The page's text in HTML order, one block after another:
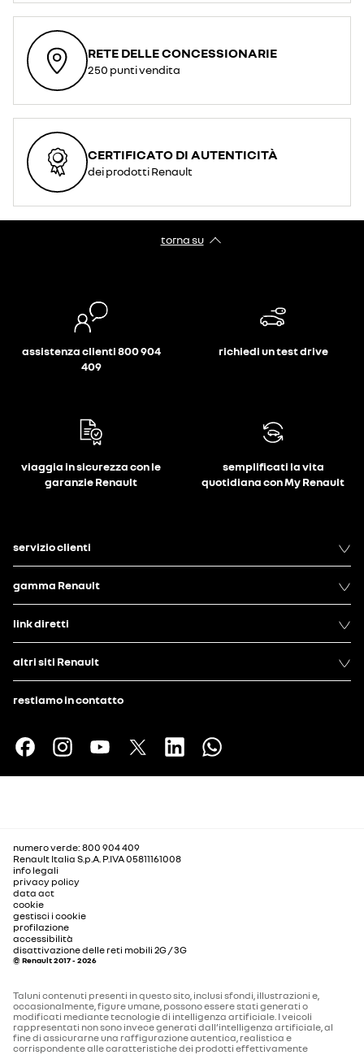
RETE DELLE CONCESSIONARIE
250 punti vendita
CERTIFICATO DI AUTENTICITÀ
dei prodotti Renault
torna su
assistenza clienti 800 904
409
richiedi un test drive
viaggia in sicurezza con le
garanzie Renault
semplificati la vita
quotidiana con My Renault
servizio clienti
gamma Renault
link diretti
altri siti Renault
restiamo in contatto
numero verde: 800 904 409
Renault Italia S.p.A. P.IVA 05811161008
info legali
privacy policy
data act
cookie
gestisci i cookie
profilazione
accessibilità
disattivazione delle reti mobili 2G / 3G
© Renault 2017 - 2026
Taluni contenuti presenti in questo sito, inclusi sfondi, illustrazioni e,
occasionalmente, figure umane, possono essere stati generati o
modificati mediante tecnologie di intelligenza artificiale. I veicoli
rappresentati non sono invece generati dall’intelligenza artificiale, al
fine di assicurarne una raffigurazione autentica, realistica e
corrispondente alle caratteristiche dei prodotti effettivamente